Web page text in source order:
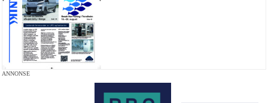
ANNONSE